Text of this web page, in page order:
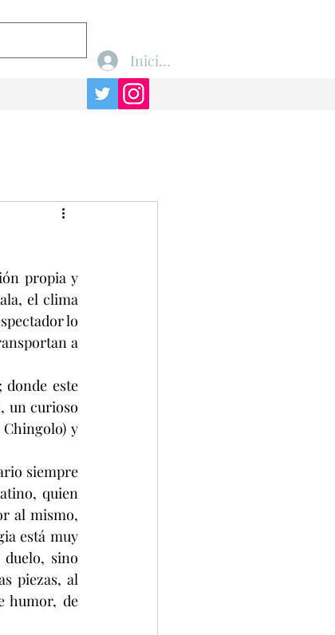
Iniciar sesión
propia y
el clima
lo
a
donde este
un curioso
y
siempre
quien
al mismo,
está muy
sino
piezas, al
humor, de